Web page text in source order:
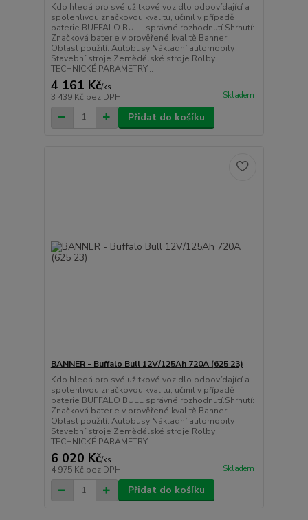
Kdo hledá pro své užitkové vozidlo odpovídající a
spolehlivou značkovou kvalitu, učinil v případě
baterie BUFFALO BULL správné rozhodnutí.Shrnutí:
Značková baterie v prověřené kvalitě Banner.
Oblast použití: Autobusy Nákladní automobily
Stavební stroje Zemědělské stroje Rolby
TECHNICKÉ PARAMETRY...
4 161 Kč/ks
3 439 Kč bez DPH Skladem
Přidat do košíku
BANNER - Buffalo Bull 12V/125Ah 720A (625 23)
Kdo hledá pro své užitkové vozidlo odpovídající a
spolehlivou značkovou kvalitu, učinil v případě
baterie BUFFALO BULL správné rozhodnutí.Shrnutí:
Značková baterie v prověřené kvalitě Banner.
Oblast použití: Autobusy Nákladní automobily
Stavební stroje Zemědělské stroje Rolby
TECHNICKÉ PARAMETRY...
6 020 Kč/ks
4 975 Kč bez DPH Skladem
Přidat do košíku